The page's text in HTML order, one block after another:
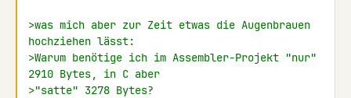
>was mich aber zur Zeit etwas die Augenbrauen
hochziehen lässt:
>Warum benötige ich im Assembler-Projekt "nur"
2910 Bytes, in C aber
>"satte" 3278 Bytes?